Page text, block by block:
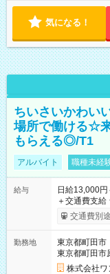
気になる！
ちいさいかわい
場所で働ける☆
もらえる◎/T1
アルバイト 職種未経
給与
日給13,000円
＋交通費支給 ★交通費全額支給！ ┗案件により規定あり ★日払
いOK！（規
ンビニATMから
交通費別
勤務地
東京都町田市
東京都町田市
株式会社